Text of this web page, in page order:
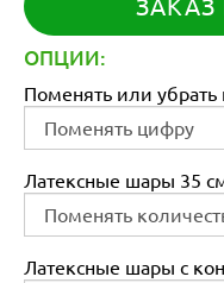
ОПЦИИ:
Поменять или убрать
Латексные шары 35
Латексные шары с